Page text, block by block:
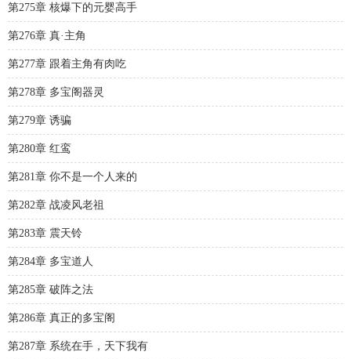
第275章 核爆下的元婴高手
第276章 真·主角
第277章 跟着主角有肉吃
第278章 多宝阁器灵
第279章 诱骗
第280章 红鸾
第281章 你不是一个人来的
第282章 战凌风老祖
第283章 震天铃
第284章 多宝道人
第285章 破阵之法
第286章 真正的多宝阁
第287章 系统在手，天下我有